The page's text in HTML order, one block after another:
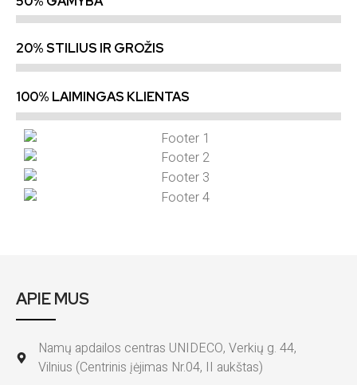
20% STILIUS IR GROŽIS
100% LAIMINGAS KLIENTAS
APIE MUS
Namų apdailos centras UNIDECO, Verkių g. 44,
Vilnius (Centrinis įėjimas Nr.04, II aukštas)